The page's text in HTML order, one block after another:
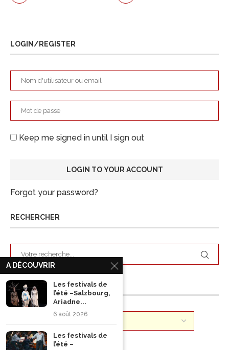
LOGIN/REGISTER
Keep me signed in until I sign out
Forgot your password?
RECHERCHER
ARCHIVES
A DÉCOUVRIR
Les festivals de
l’été –Salzbourg,
Ariadne...
6 août 2026
Les festivals de
l’été –